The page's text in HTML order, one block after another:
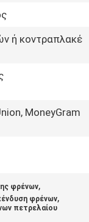
ή κοντραπλακέ
MoneyGram
φρένων,
φρένων,
πετρελαίου